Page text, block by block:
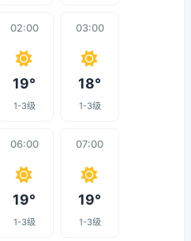
02:00
19°
1-3级
03:00
18°
1-3级
06:00
19°
1-3级
07:00
19°
1-3级